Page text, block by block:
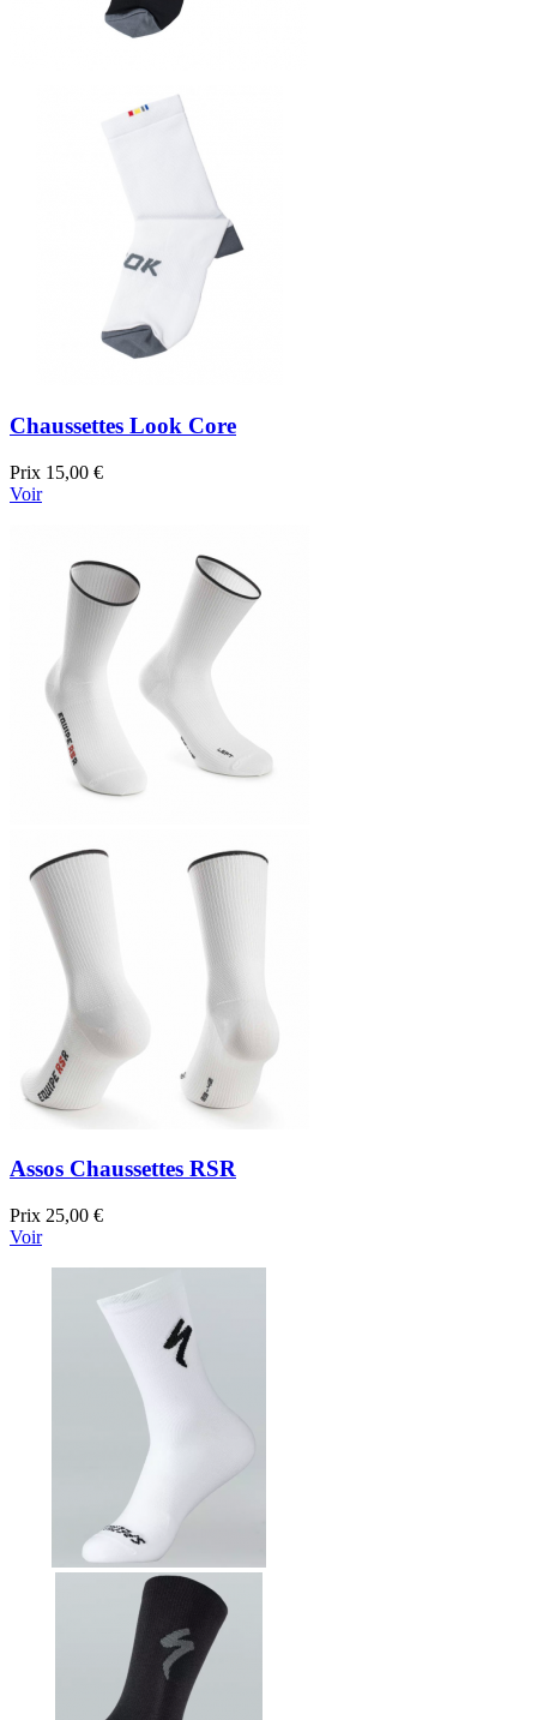
Chaussettes Look Core
Prix 15,00 €
Voir
Assos Chaussettes RSR
Prix 25,00 €
Voir